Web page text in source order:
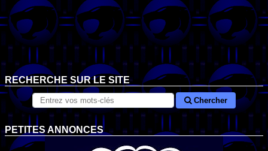
RECHERCHE SUR LE SITE
Chercher
PETITES ANNONCES